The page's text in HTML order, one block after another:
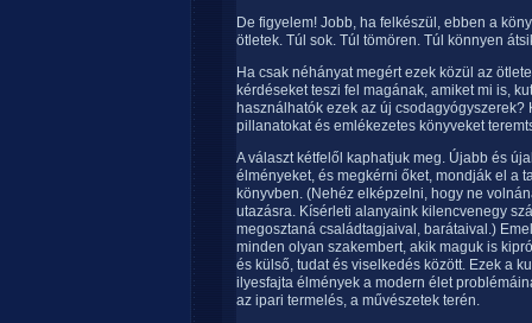
De figyelem! Jobb, ha felkészül, ebben a
ötletek. Túl sok. Túl tömören. Túl könnyen
Ha csak néhányat megért ezek közül az
kérdéseket teszi fel magának, amiket mi is,
használhatók ezek az új
pillanatokat és emlékezetes könyveket
A választ kétfelől kaphatjuk meg. Újabb és
élményeket, és megkérni őket, mondják el a
könyvben. (Nehéz elképzelni, hogy ne
utazásra. Kísérleti alanyaink kilencvenegy
megosztaná családtagjaival, barátaival.)
minden olyan szakembert, akik maguk is
és külső, tudat és viselkedés között. Ezek a
ilyesfajta élmények a modern élet
az ipari termelés, a művészetek terén.